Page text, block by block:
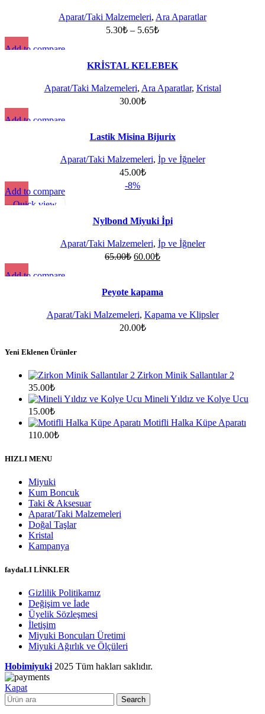
Aparat/Taki Malzemeleri, Ara Aparatlar
5.30₺ – 5.65₺
Add to compare
KRİSTAL KELEBEK
Aparat/Taki Malzemeleri, Ara Aparatlar, Kristal
30.00₺
Add to compare
Lastik Misina Bijurix
Aparat/Taki Malzemeleri, İp ve İğneler
45.00₺
-8%
Add to compare
Quick view
Nylbond Miyuki İpi
Aparat/Taki Malzemeleri, İp ve İğneler
65.00₺ 60.00₺
Add to compare
Peyote kapama
Aparat/Taki Malzemeleri, Kapama ve Klipsler
20.00₺
Yeni Eklenen Ürünler
Zirkon Minik Sallantılar 2
35.00₺
Mineli Yıldız ve Kolye Ucu
15.00₺
Motifli Halka Küpe Aparatı
110.00₺
HIZLI MENU
Miyuki
Kum Boncuk
Taki & Aksesuar
Aparat/Taki Malzemeleri
Doğal Taşlar
Kristal
Kampanya
faydaLI LİNKLER
Gizlilik Politikamız
Değişim ve İade
Üyelik Sözleşmesi
İletişim
Miyuki Boncuları Üretimi
Miyuki Ağırlık ve Ölçüleri
Hobimiyuki 2025 Tüm hakları saklıdır.
Kapat
Search